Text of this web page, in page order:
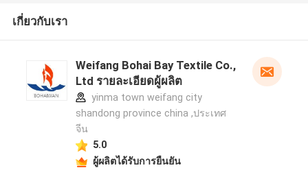
เกี่ยวกับเรา
Weifang Bohai Bay Textile Co.,
Ltd รายละเอียดผู้ผลิต
yinma town weifang city
shandong province china ,ประเทศ
จีน
5.0
ผู้ผลิตได้รับการยืนยัน